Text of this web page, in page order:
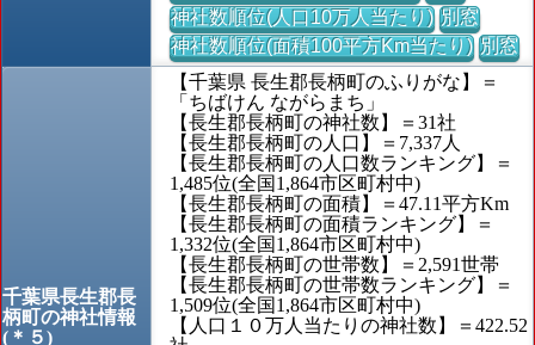
神社数順位(人口10万人当たり) 別窓
神社数順位(面積100平方Km当たり) 別窓
千葉県長生郡長
柄町の神社情報
(＊５)
【千葉県 長生郡長柄町のふりがな】＝
「ちばけん ながらまち」
【長生郡長柄町の神社数】＝31社
【長生郡長柄町の人口】＝7,337人
【長生郡長柄町の人口数ランキング】＝
1,485位(全国1,864市区町村中)
【長生郡長柄町の面積】＝47.11平方Km
【長生郡長柄町の面積ランキング】＝
1,332位(全国1,864市区町村中)
【長生郡長柄町の世帯数】＝2,591世帯
【長生郡長柄町の世帯数ランキング】＝
1,509位(全国1,864市区町村中)
【人口１０万人当たりの神社数】＝422.52